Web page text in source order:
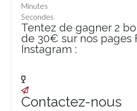
Minutes
Secondes
Tentez de gagner 2
de 30€ sur nos pages
Instagram :
Contactez-nous